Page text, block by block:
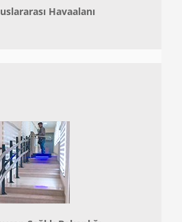
Havaalanı